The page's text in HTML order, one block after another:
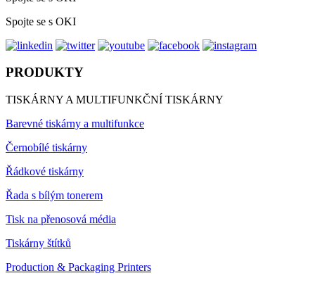
Spojte se s OKI
PRODUKTY
TISKÁRNY A MULTIFUNKČNÍ TISKÁRNY
Barevné tiskárny a multifunkce
Černobílé tiskárny
Řádkové tiskárny
Řada s bílým tonerem
Tisk na přenosová média
Tiskárny štítků
Production & Packaging Printers